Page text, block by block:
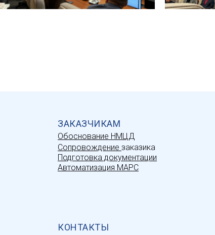
ЗАКАЗЧИКАМ
Обоснование НМЦД
Сопровождение заказика
Подготовка документации
Автоматизация МАРС
КОНТАКТЫ